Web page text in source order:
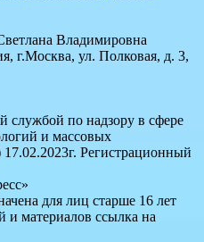
Владимировна
г.Москва, ул. Полковая, д. 3,
службой по надзору в сфере
и массовых
Регистрационный
для лиц старше 16 лет
материалов ссылка на